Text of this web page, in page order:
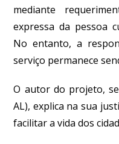
mediante
expressa da pessoa
No entanto, a
serviço permanece
O autor do projeto,
AL), explica na sua
facilitar a vida dos